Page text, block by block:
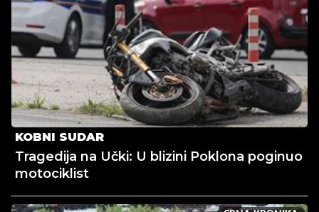
KOBNI SUDAR
Tragedija na Učki: U blizini Poklona poginuo
motociklist